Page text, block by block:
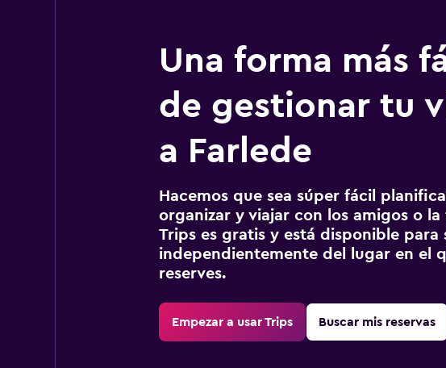
Una forma más
de gestionar tu
a Farlede
Hacemos que sea súper fácil
organizar y viajar con los amigos o la
Trips es gratis y está disponible para
independientemente del lugar en el
reserves.
Empezar a usar Trips Buscar mis reservas